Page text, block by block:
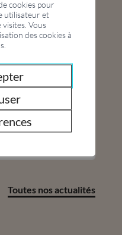
à 30 – 40 % (H/F)
district de Conthey,
d'intégration
du feu
d’incendie, l’Etat du
générale d’allumer
Toutes nos actualités
cookies pour
utilisateur et
Vous
des cookies à